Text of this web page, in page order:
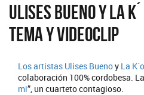
Ulises Bueno y La
tema y videoclip
Los artistas Ulises Buenoy La
colaboración 100% cordobesa.
mi”, un cuarteto contagioso.